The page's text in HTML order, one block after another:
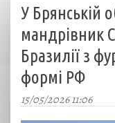
У Брянській
мандрівник
Бразилії з
формі РФ
15/05/2026 11:06